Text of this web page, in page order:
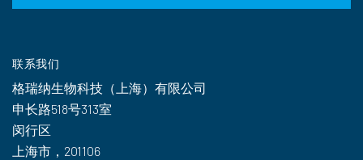
联系我们
格瑞纳生物科技（上海）有限公司
申长路518号313室
闵行区
上海市，201106